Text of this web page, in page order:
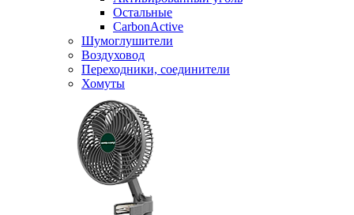
Остальные
CarbonActive
Шумоглушители
Воздуховод
Переходники, соединители
Хомуты